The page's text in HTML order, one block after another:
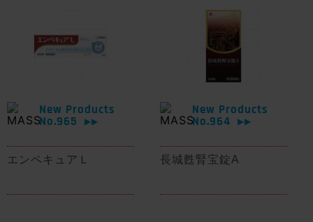
New Products
No.965
▶▶
エンペキュアＬ
New Products
No.964
▶▶
長城甦腎宝錠A